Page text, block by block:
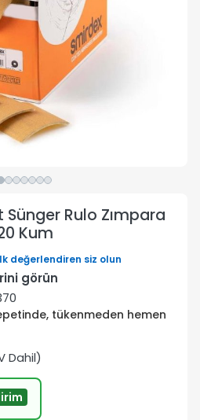
Rulo Zımpara
Kum
değerlendiren siz olun
görün
tükenmeden hemen
Dahil)